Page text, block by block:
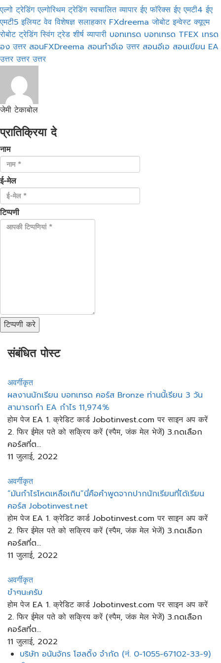
एल्गो ट्रेडिंगएल्गोरिथम ट्रेडिंगस्वचालित व्यापारईए फॉरेक्सईए एमटी4ईए
एमटी5इलियट वेवविशेषज्ञ सलाहकार FXdreemaजोबोट इन्वेस्टक्यूएम
रोबोट ट्रेडिंगस्विंग ट्रेडशीर्ष व्यापारी บอทเทรด บอทเทรด TFEX เทรด
องउत्तर สอนFXDreema สอนทำอีเอउत्तर สอนอีเอ สอนเขียน EA
उत्तरउत्तरउत्तर
जेमी टेकाबोल
प्रातिक्रिया दे
नाम
ई-मेल
टिप्पणी
टिप्पणी करे
संबंधित पोस्ट
अवर्गीकृत
ผลงานนักเรียน​ บอทเทรด​ คอร์ส​ Bronze ท่านนี้เรียน​ 3 วัน​
สามารถทำ​ EA กำไร​ 11,974%
होम पेज EA 1. क्रेडिट कार्ड Jobotinvest.com पर साइन अप करें
2. फिर ईमेल पते को सक्रिय करें (स्पैम, जंक मेल भेजें) 3.กดเลือก
คอร์สที่ต...
11 जुलाई, 2022
अवर्गीकृत
“มันกำไรโหดเหลือเกิน”นี่คือคำพูดจากปากนักเรียนที่ได้เรียน
คอร์ส​ Jobotinvest.net
होम पेज EA 1. क्रेडिट कार्ड Jobotinvest.com पर साइन अप करें
2. फिर ईमेल पते को सक्रिय करें (स्पैम, जंक मेल भेजें) 3.กดเลือก
คอร์สที่ต...
11 जुलाई, 2022
अवर्गीकृत
ขำๆนะครับ
होम पेज EA 1. क्रेडिट कार्ड Jobotinvest.com पर साइन अप करें
2. फिर ईमेल पते को सक्रिय करें (स्पैम, जंक मेल भेजें) 3.กดเลือก
คอร์สที่ต...
11 जुलाई, 2022
บริษัท อนันจักร โฮลดิ้ง จำกัด (नं. 0-1055-67102-33-9)